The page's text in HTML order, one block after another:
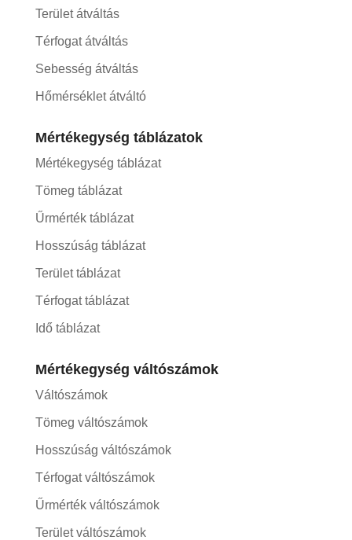
Terület átváltás
Térfogat átváltás
Sebesség átváltás
Hőmérséklet átváltó
Mértékegység táblázatok
Mértékegység táblázat
Tömeg táblázat
Űrmérték táblázat
Hosszúság táblázat
Terület táblázat
Térfogat táblázat
Idő táblázat
Mértékegység váltószámok
Váltószámok
Tömeg váltószámok
Hosszúság váltószámok
Térfogat váltószámok
Űrmérték váltószámok
Terület váltószámok